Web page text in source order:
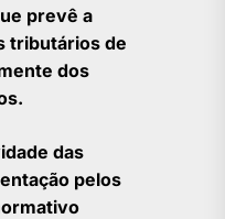
prevê a
tributários de
dos
das
pelos